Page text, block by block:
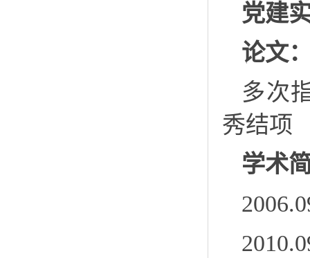
党建
论文
多次
秀结项
学术